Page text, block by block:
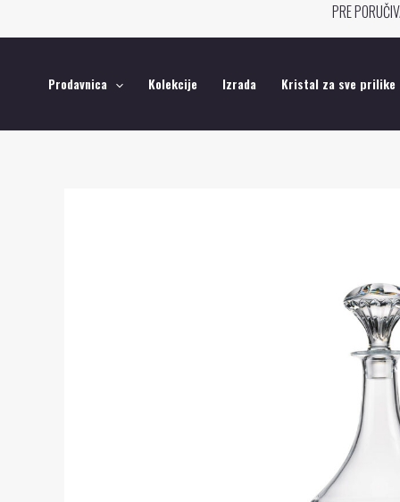
na
PRE
Prodavnica Kolekcije Izrada Kristal za sve prilike